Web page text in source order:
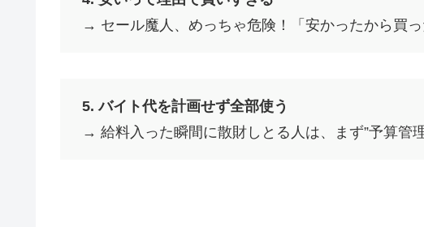
→ セール魔人、めっちゃ危険！「安かったから買っ
5. バイト代を計画せず全部使う
→ 給料入った瞬間に散財しとる人は、まず”予算管